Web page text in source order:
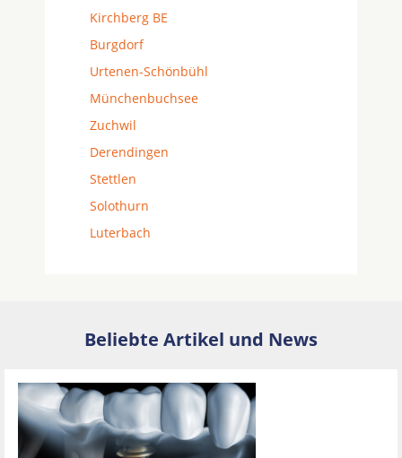
Kirchberg BE
Burgdorf
Urtenen-Schönbühl
Münchenbuchsee
Zuchwil
Derendingen
Stettlen
Solothurn
Luterbach
Beliebte Artikel und News